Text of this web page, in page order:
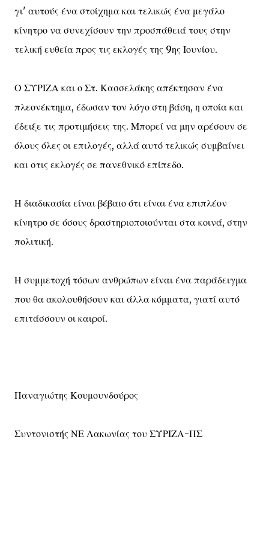
γι' αυτούς ένα στοίχημα και τελικώς ένα μεγάλο
κίνητρο να συνεχίσουν την προσπάθειά τους στην
τελική ευθεία προς τις εκλογές της 9ης Ιουνίου.
Ο ΣΥΡΙΖΑ και ο Στ. Κασσελάκης απέκτησαν ένα
πλεονέκτημα, έδωσαν τον λόγο στη βάση, η οποία και
έδειξε τις προτιμήσεις της. Μπορεί να μην αρέσουν σε
όλους όλες οι επιλογές, αλλά αυτό τελικώς συμβαίνει
και στις εκλογές σε πανεθνικό επίπεδο.
Η διαδικασία είναι βέβαιο ότι είναι ένα επιπλέον
κίνητρο σε όσους δραστηριοποιούνται στα κοινά, στην
πολιτική.
Η συμμετοχή τόσων ανθρώπων είναι ένα παράδειγμα
που θα ακολουθήσουν και άλλα κόμματα, γιατί αυτό
επιτάσσουν οι καιροί.
Παναγιώτης Κουμουνδούρος
Συντονιστής ΝΕ Λακωνίας του ΣΥΡΙΖΑ-ΠΣ